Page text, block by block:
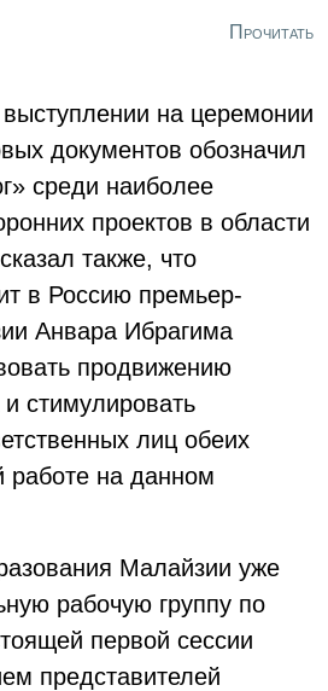
студентов и аспирантов
и Морского
Прочитать
на церемонии
документов обозначил
среди наиболее
проектов в области
также, что
в Россию премьер-
Анвара Ибрагима
продвижению
стимулировать
лиц обеих
работе на данном
Малайзии уже
рабочую группу по
первой сессии
представителей